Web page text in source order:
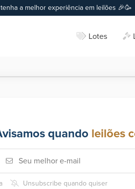
a melhor experiência em leilões 🎉🥳
Lotes
quando leilões
Unsubscribe quando quiser